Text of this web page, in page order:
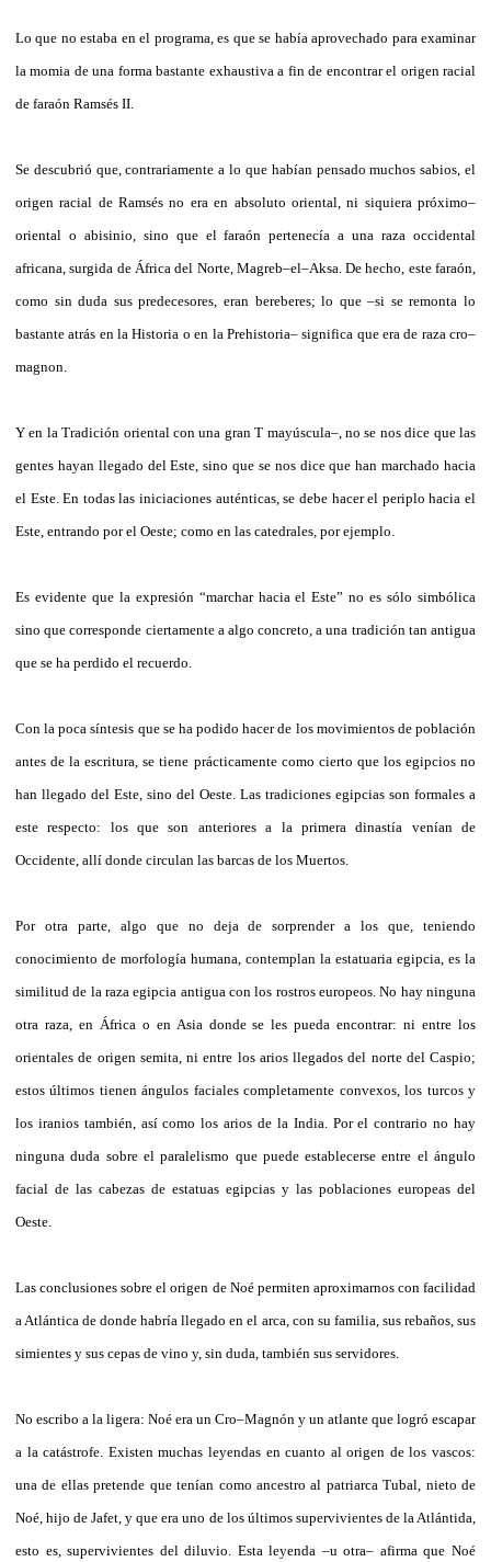
Lo que no estaba en el programa, es que se había aprovechado para examinar
la momia de una forma bastante exhaustiva a fin de encontrar el origen racial
de faraón Ramsés II.
Se descubrió que, contrariamente a lo que habían pensado muchos sabios, el
origen racial de Ramsés no era en absoluto oriental, ni siquiera próximo–
oriental o abisinio, sino que el faraón pertenecía a una raza occidental
africana, surgida de África del Norte, Magreb–el–Aksa. De hecho, este faraón,
como sin duda sus predecesores, eran bereberes; lo que –si se remonta lo
bastante atrás en la Historia o en la Prehistoria– significa que era de raza cro–
magnon.
Y en la Tradición oriental con una gran T mayúscula–, no se nos dice que las
gentes hayan llegado del Este, sino que se nos dice que han marchado hacia
el Este. En todas las iniciaciones auténticas, se debe hacer el periplo hacia el
Este, entrando por el Oeste; como en las catedrales, por ejemplo.
Es evidente que la expresión “marchar hacia el Este” no es sólo simbólica
sino que corresponde ciertamente a algo concreto, a una tradición tan antigua
que se ha perdido el recuerdo.
Con la poca síntesis que se ha podido hacer de los movimientos de población
antes de la escritura, se tiene prácticamente como cierto que los egipcios no
han llegado del Este, sino del Oeste. Las tradiciones egipcias son formales a
este respecto: los que son anteriores a la primera dinastía venían de
Occidente, allí donde circulan las barcas de los Muertos.
Por otra parte, algo que no deja de sorprender a los que, teniendo
conocimiento de morfología humana, contemplan la estatuaria egipcia, es la
similitud de la raza egipcia antigua con los rostros europeos. No hay ninguna
otra raza, en África o en Asia donde se les pueda encontrar: ni entre los
orientales de origen semita, ni entre los arios llegados del norte del Caspio;
estos últimos tienen ángulos faciales completamente convexos, los turcos y
los iranios también, así como los arios de la India. Por el contrario no hay
ninguna duda sobre el paralelismo que puede establecerse entre el ángulo
facial de las cabezas de estatuas egipcias y las poblaciones europeas del
Oeste.
Las conclusiones sobre el origen de Noé permiten aproximarnos con facilidad
a Atlántica de donde habría llegado en el arca, con su familia, sus rebaños, sus
simientes y sus cepas de vino y, sin duda, también sus servidores.
No escribo a la ligera: Noé era un Cro–Magnón y un atlante que logró escapar
a la catástrofe. Existen muchas leyendas en cuanto al origen de los vascos:
una de ellas pretende que tenían como ancestro al patriarca Tubal, nieto de
Noé, hijo de Jafet, y que era uno de los últimos supervivientes de la Atlántida,
esto es, supervivientes del diluvio. Esta leyenda –u otra– afirma que Noé